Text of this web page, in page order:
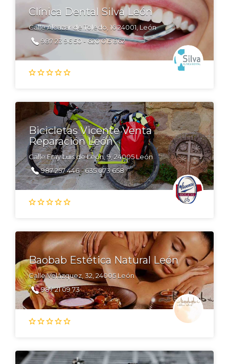
Clínica Dental Silva León
Calle Alcazar de Toledo, 16 24001, León
987 23 96 50 - 620 015 862
Bicicletas Vicente Venta
Reparación León
Calle Fray Luis de León, 9, 24005 León
987 257 446 - 635 073 658
Baobab Estética Natural León
Calle Velázquez, 32, 24005 León
987 21 09 73